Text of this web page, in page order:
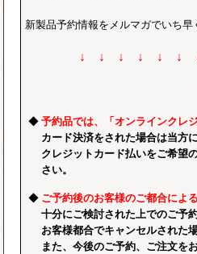
新製品予約情報をメルマガでいち早
↓ ↓ ↓ ↓ ↓ ↓ ↓
◆ 予約品では、「オンラインクレ
カード決済をされた場合は当方
クレジットカード払いをご希望
さい。
◆ ご予約後のお客様のご都合によ
十分にご検討された上でのご予
お客様都合でキャンセルされた
また、今後のご予約、ご注文を